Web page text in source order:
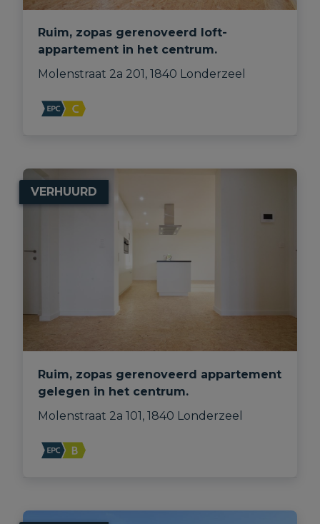
Ruim, zopas gerenoveerd loft-
appartement in het centrum.
Molenstraat 2a 201, 1840 Londerzeel
VERHUURD
Ruim, zopas gerenoveerd appartement
gelegen in het centrum.
Molenstraat 2a 101, 1840 Londerzeel